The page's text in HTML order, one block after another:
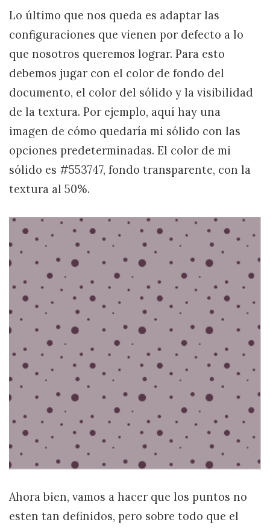
Lo último que nos queda es adaptar las
configuraciones que vienen por defecto a lo
que nosotros queremos lograr. Para esto
debemos jugar con el color de fondo del
documento, el color del sólido y la visibilidad
de la textura. Por ejemplo, aquí hay una
imagen de cómo quedaría mi sólido con las
opciones predeterminadas. El color de mi
sólido es #553747, fondo transparente, con la
textura al 50%.
Ahora bien, vamos a hacer que los puntos no
esten tan definidos, pero sobre todo que el